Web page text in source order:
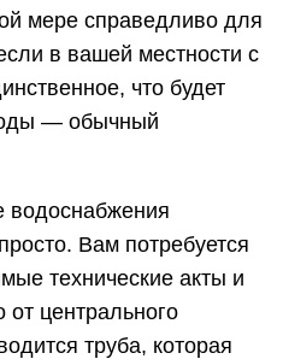
мере справедливо для
в вашей местности с
что будет
— обычный
водоснабжения
Вам потребуется
технические акты и
от центрального
труба, которая